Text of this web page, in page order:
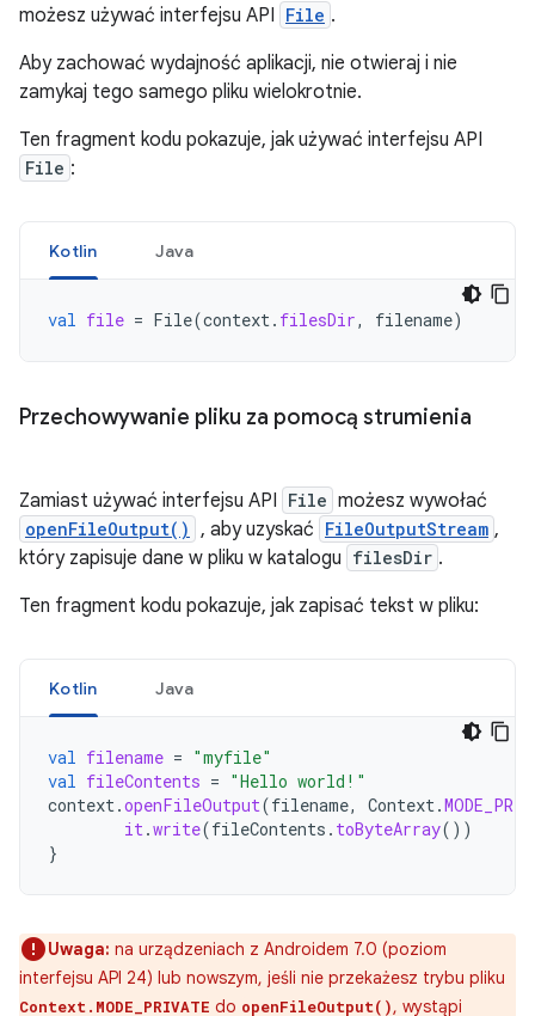
możesz używać interfejsu API File .
Aby zachować wydajność aplikacji, nie otwieraj i nie
zamykaj tego samego pliku wielokrotnie.
Ten fragment kodu pokazuje, jak używać interfejsu API
File :
Kotlin Java
val file = File(context. filesDir, filename)
Przechowywanie pliku za pomocą strumienia
Zamiast używać interfejsu API File możesz wywołać
openFileOutput() , aby uzyskać FileOutputStream ,
który zapisuje dane w pliku w katalogu filesDir .
Ten fragment kodu pokazuje, jak zapisać tekst w pliku:
Kotlin Java
val filename = "myfile"
val fileContents = "Hello world!"
context.openFileOutput(filename, Context.
it.write(fileContents . toByteArray())
}
Uwaga: na urządzeniach z Androidem 7.0 (poziom
interfejsu API 24) lub nowszym, jeśli nie przekażesz trybu pliku
Context.MODE_PRIVATE do openFileOutput(), wystąpi